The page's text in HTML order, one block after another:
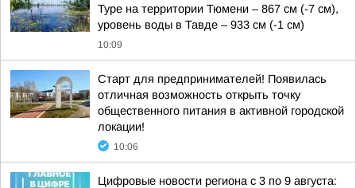
Туре на территории Тюмени – 867 см (-7 см),
уровень воды в Тавде – 933 см (-1 см)
10:09
Старт для предпринимателей! Появилась
отличная возможность открыть точку
общественного питания в активной городской
локации!
10:06
Цифровые новости региона с 3 по 9 августа: